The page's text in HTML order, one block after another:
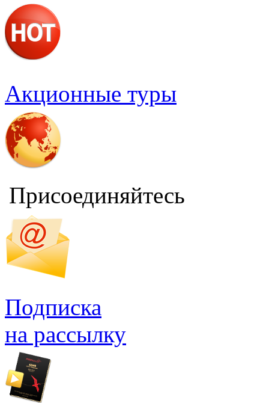
Акционные туры
Присоединяйтесь
Подписка
на рассылку